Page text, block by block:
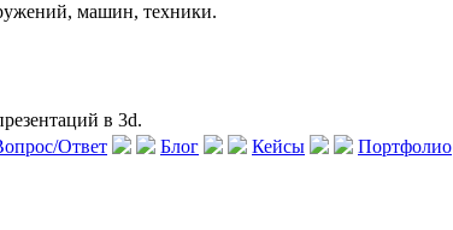
машин, техники.
в 3d.
Ответ Блог Кейсы Портфолио